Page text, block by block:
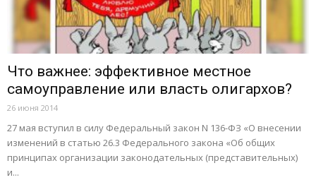
Что важнее: эффективное местное
самоуправление или власть олигархов?
26 июня 2014
27 мая вступил в силу Федеральный закон N 136-ФЗ «О внесении
изменений в статью 26.3 Федерального закона «Об общих
принципах организации законодательных (представительных)
и...